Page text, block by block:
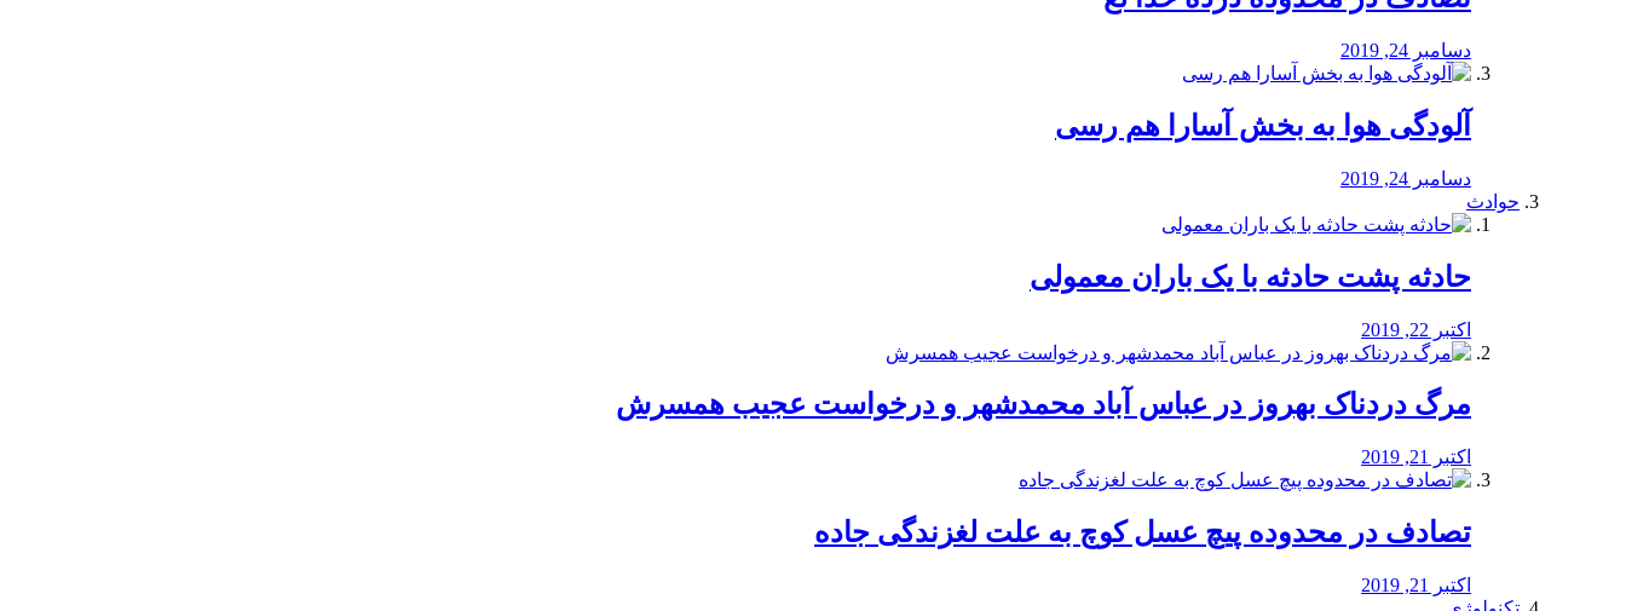
دسامبر 24, 2019
آلودگی هوا به بخش آسارا هم رسی
دسامبر 24, 2019
حوادث
️حادثه پشت حادثه با یک باران معمولی
اکتبر 22, 2019
مرگ دردناک بهروز در عباس آباد محمدشهر و درخواست عجیب همسرش
اکتبر 21, 2019
تصادف در محدوده پیچ عسل کوچ به علت لغزندگی جاده
اکتبر 21, 2019